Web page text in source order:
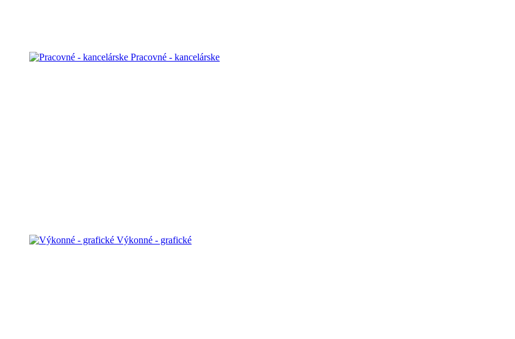
Pracovné - kancelárske
Výkonné - grafické